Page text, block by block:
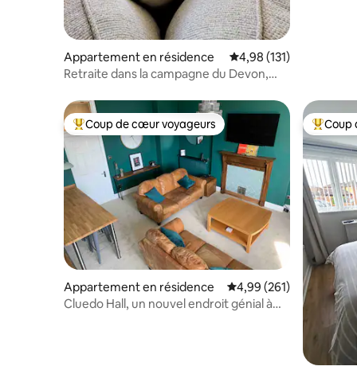
Appartement en résidence Évaluation moyenne
4,98 (131)
Retraite dans la campagne du Devon,
Coups de cœur voyageurs les plus appréciés
Coup de cœur voyageurs
Appartement en résidence Évaluation moyenne
4,99 (261)
Cluedo Hall, un nouvel endroit génial à
Coups
Coup